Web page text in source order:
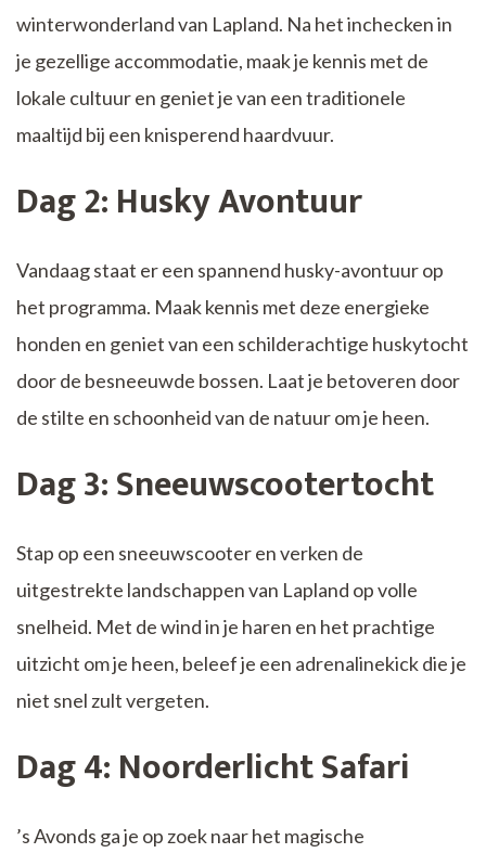
winterwonderland van Lapland. Na het inchecken in
je gezellige accommodatie, maak je kennis met de
lokale cultuur en geniet je van een traditionele
maaltijd bij een knisperend haardvuur.
Dag 2: Husky Avontuur
Vandaag staat er een spannend husky-avontuur op
het programma. Maak kennis met deze energieke
honden en geniet van een schilderachtige huskytocht
door de besneeuwde bossen. Laat je betoveren door
de stilte en schoonheid van de natuur om je heen.
Dag 3: Sneeuwscootertocht
Stap op een sneeuwscooter en verken de
uitgestrekte landschappen van Lapland op volle
snelheid. Met de wind in je haren en het prachtige
uitzicht om je heen, beleef je een adrenalinekick die je
niet snel zult vergeten.
Dag 4: Noorderlicht Safari
’s Avonds ga je op zoek naar het magische